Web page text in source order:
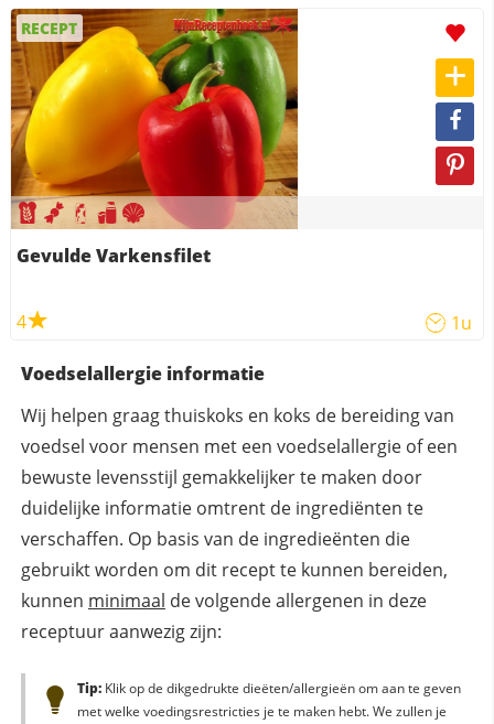
RECEPT
Gevulde Varkensfilet
4 1u
Voedselallergie informatie
Wij helpen graag thuiskoks en koks de bereiding van
voedsel voor mensen met een voedselallergie of een
bewuste levensstijl gemakkelijker te maken door
duidelijke informatie omtrent de ingrediënten te
verschaffen. Op basis van de ingredieënten die
gebruikt worden om dit recept te kunnen bereiden,
kunnen minimaal de volgende allergenen in deze
receptuur aanwezig zijn:
Tip:Klik op de dikgedrukte dieëten/allergieën om aan te geven
met welke voedingsrestricties je te maken hebt. We zullen je